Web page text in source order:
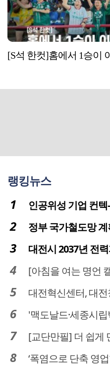
[S석 한컷]홈에서 1승이
랭킹뉴스
인공위성 기업 컨텍-AP위
정부 국가철도망 계
대전시 2037년 전력자립
[아침을 여는 명언 캘
대전혁신센터, 대전창
'맥도날드·세종시립박물관' 차
[교단만필] 더 쉽게 만드
‘폭염으로 단축 영